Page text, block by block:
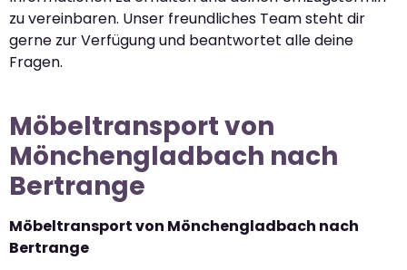
zu vereinbaren. Unser freundliches Team steht dir
gerne zur Verfügung und beantwortet alle deine
Fragen.
Möbeltransport von
Mönchengladbach nach
Bertrange
Möbeltransport von Mönchengladbach nach
Bertrange